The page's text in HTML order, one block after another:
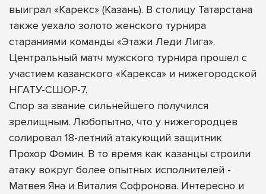
выиграл «Карекс» (Казань). В столицу Татарстана
также уехало золото женского турнира
стараниями команды «Этажи Леди Лига».
Центральный матч мужского турнира прошел с
участием казанского «Карекса» и нижегородской
НГАТУ-СШОР-7.
Спор за звание сильнейшего получился
зрелищным. Любопытно, что у нижегородцев
солировал 18-летний атакующий защитник
Прохор Фомин. В то время как казанцы строили
атаку вокруг более опытных исполнителей -
Матвея Яна и Виталия Софронова. Интересно и